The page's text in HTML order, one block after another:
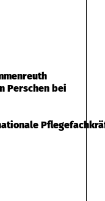
Perschen bei